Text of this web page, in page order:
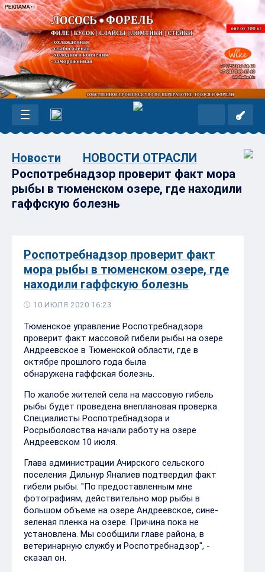
Новости
НОВОСТИ ОТРАСЛИ
Роспотребнадзор проверит факт мора
рыбы в тюменском озере, где находили
гаффскую болезнь
Роспотребнадзор проверит факт
мора рыбы в тюменском озере, где
находили гаффскую болезнь
10 ИЮЛЯ 2020 16:23
Тюменское управление Роспотребнадзора
проверит факт массовой гибели рыбы на озере
Андреевское в Тюменской области, где в
октябре прошлого года была
обнаружена гаффская болезнь.
По жалобе жителей села на массовую гибель
рыбы будет проведена внеплановая проверка.
Специалисты Роспотребнадзора и
Росрыболовства начали работу на озере
Андреевском 10 июля.
Глава администрации Ачирского сельского
поселения Дильнур Яналиев подтвердил факт
гибели рыбы. "По предоставленным мне
фотографиям, действительно мор рыбы в
большом объеме на озере Андреевское, сине-
зеленая пленка на озере. Причина пока не
установлена. Мы сообщили главе района, в
ветеринарную службу и Роспотребнадзор", -
сказал он.